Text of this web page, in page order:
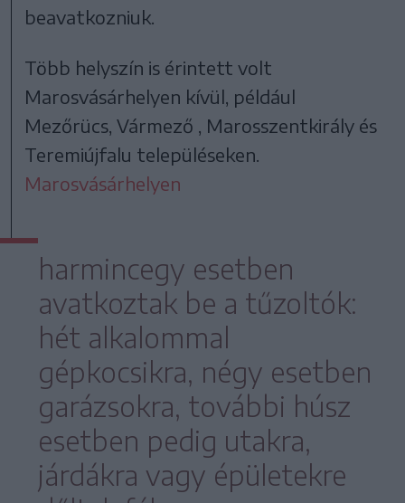
beavatkozniuk.
Több helyszín is érintett volt
Marosvásárhelyen kívül, például
Mezőrücs, Vármező , Marosszentkirály és
Teremiújfalu településeken.
Marosvásárhelyen
harmincegy esetben
avatkoztak be a tűzoltók:
hét alkalommal
gépkocsikra, négy esetben
garázsokra, további húsz
esetben pedig utakra,
járdákra vagy épületekre